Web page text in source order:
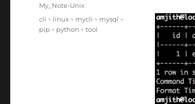
日
期:
分
類
My_Note-Unix
標
籤
cli 、 linux 、 mycli 、 mysql 、
pip 、 python 、tool